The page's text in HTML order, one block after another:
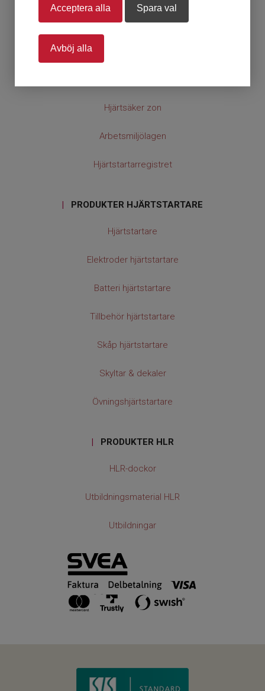
Acceptera alla Spara val
Avböj alla
Om HLR Grossisten
Hjärtsäker zon
Arbetsmiljölagen
Hjärtstartarregistret
| PRODUKTER HJÄRTSTARTARE
Hjärtstartare
Elektroder hjärtstartare
Batteri hjärtstartare
Tillbehör hjärtstartare
Skåp hjärtstartare
Skyltar & dekaler
Övningshjärtstartare
| PRODUKTER HLR
HLR-dockor
Utbildningsmaterial HLR
Utbildningar